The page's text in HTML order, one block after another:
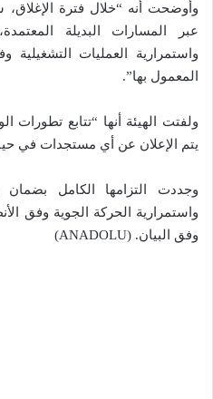
وأوضحت أنه “خلال فترة الإغلاق،
عبر المسارات البديلة
واستمرارية العمليات التشغيلية
المعمول بها”.
ولفتت الهيئة أنها “تتابع
يتم الإعلان عن أي مستجدات في
وجددت التزامها الكامل
واستمرارية الحركة الجوية وفق
وفق البيان. (ANADOLU)